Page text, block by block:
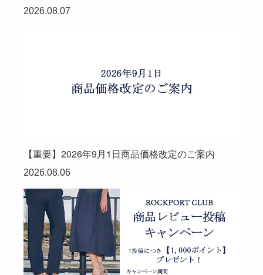
2026.08.07
【重要】2026年9月1日商品価格改定のご案内
2026.08.06